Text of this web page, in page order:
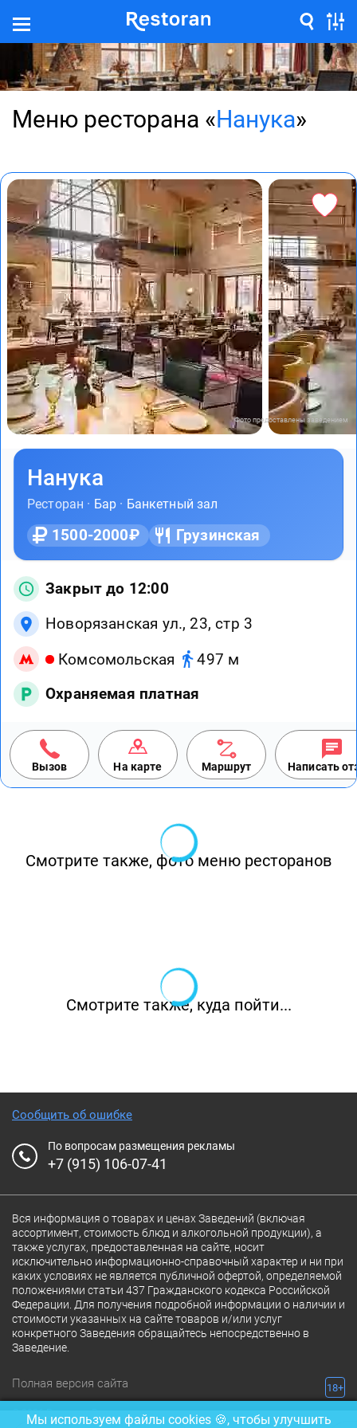
Меню ресторана «Нанука»
Фото предоставлены заведением
Нанука
Ресторан · Бар · Банкетный зал
1500-2000₽ Грузинская
Закрыт до 12:00
Новорязанская ул., 23, стр 3
Комсомольская
497 м
Охраняемая платная
Вызов На карте Маршрут Написать
Смотрите также, фото меню ресторанов
Смотрите также, куда пойти...
Сообщить об ошибке
По вопросам размещения рекламы
+7 (915) 106-07-41
Вся информация о товарах и ценах Заведений (включая
ассортимент, стоимость блюд и алкогольной продукции), а
также услугах, предоставленная на сайте, носит
исключительно информационно-справочный характер и ни при
каких условиях не является публичной офертой, определяемой
положениями статьи 437 Гражданского кодекса Российской
Федерации. Для получения подробной информации о наличии и
стоимости указанных на сайте товаров и/или услуг
конкретного Заведения обращайтесь непосредственно в
Заведение.
Полная версия сайта 18+
© 2026 Ресторан.Ru
Мы используем файлы cookies 🍪, чтобы улучшить